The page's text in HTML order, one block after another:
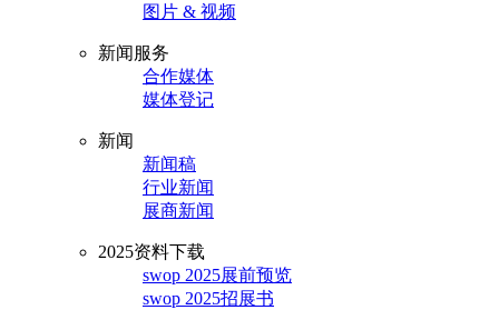
图片 & 视频
新闻服务
合作媒体
媒体登记
新闻
新闻稿
行业新闻
展商新闻
2025资料下载
swop 2025展前预览
swop 2025招展书